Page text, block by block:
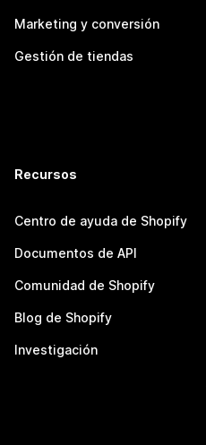
Marketing y conversión
Gestión de tiendas
Recursos
Centro de ayuda de Shopify
Documentos de API
Comunidad de Shopify
Blog de Shopify
Investigación